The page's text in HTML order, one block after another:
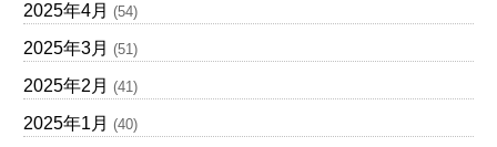
2025年4月 (54)
2025年3月 (51)
2025年2月 (41)
2025年1月 (40)